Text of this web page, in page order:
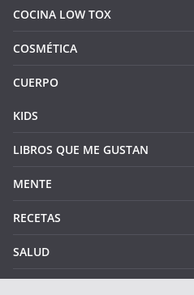
COCINA LOW TOX
COSMÉTICA
CUERPO
KIDS
LIBROS QUE ME GUSTAN
MENTE
RECETAS
SALUD